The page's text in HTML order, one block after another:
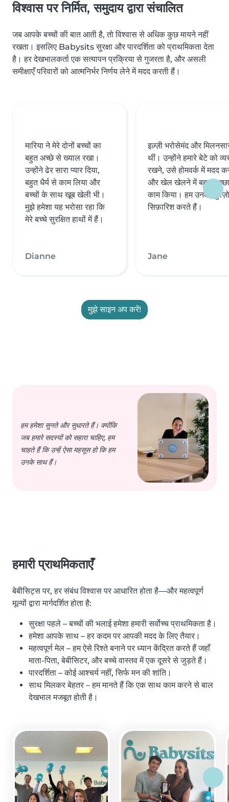
विश्वास पर निर्मित, समुदाय द्वारा संचालित
जब आपके बच्चों की बात आती है, तो विश्वास से अधिक कुछ मायने नहीं
रखता। इसलिए Babysits सुरक्षा और पारदर्शिता को प्राथमिकता देता
है। हर देखभालकर्ता एक सत्यापन प्रक्रिया से गुजरता है, और असली
समीक्षाएँ परिवारों को आत्मनिर्भर निर्णय लेने में मदद करती हैं।
मारिया ने मेरे दोनों बच्चों का
बहुत अच्छे से ख्याल रखा।
उन्होंने ढेर सारा प्यार दिया,
बहुत धैर्य से काम लिया और
बच्चों के साथ खूब खेली भी।
मुझे हमेशा यह भरोसा रहा कि
मेरे बच्चे सुरक्षित हाथों में हैं।
Dianne
इज़्ज़ी भरोसेमंद और
थीं। उन्होंने हमारे बेटे को
रखने, उसे होमवर्क में मदद
और खेल खेलने में बहुत अच्छा
काम किया। हम उनकी
सिफ़ारिश करते हैं।
Jane
मुझे साइन अप करें!
हम हमेशा सुनते और सुधारते हैं। क्योंकि
जब हमारे सदस्यों को सहारा चाहिए, हम
चाहते हैं कि उन्हें ऐसा महसूस हो कि हम
उनके साथ हैं।
हमारी प्राथमिकताएँ
बेबीसिट्स पर, हर संबंध विश्वास पर आधारित होता है—और महत्वपूर्ण
मूल्यों द्वारा मार्गदर्शित होता है:
सुरक्षा पहले – बच्चों की भलाई हमेशा हमारी सर्वोच्च प्राथमिकता है।
हमेशा आपके साथ – हर कदम पर आपकी मदद के लिए तैयार।
महत्वपूर्ण मेल – हम ऐसे रिश्ते बनाने पर ध्यान केंद्रित करते हैं जहाँ
माता-पिता, बेबीसिटर, और बच्चे वास्तव में एक दूसरे से जुड़ते हैं।
पारदर्शिता – कोई आश्चर्य नहीं, सिर्फ मन की शांति।
साथ मिलकर बेहतर – हम मानते हैं कि एक साथ काम करने से बाल
देखभाल मजबूत होती है।